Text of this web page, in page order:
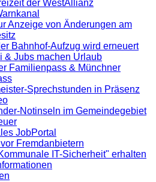
der WestAllianz
Anzeige von Änderungen am
Bahnhof-Aufzug wird erneuert
& Jubs machen Urlaub
Familienpass & Münchner
Sprechstunden in Präsenz
Notinseln im Gemeindegebiet
JobPortal
Fremdanbietern
IT-Sicherheit" erhalten